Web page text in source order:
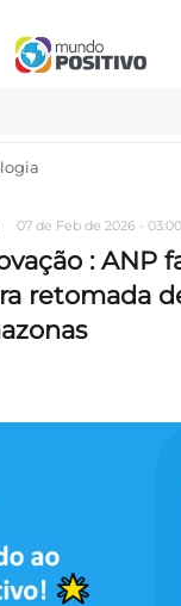
07 de Feb de 2026 -
: ANP
retomada